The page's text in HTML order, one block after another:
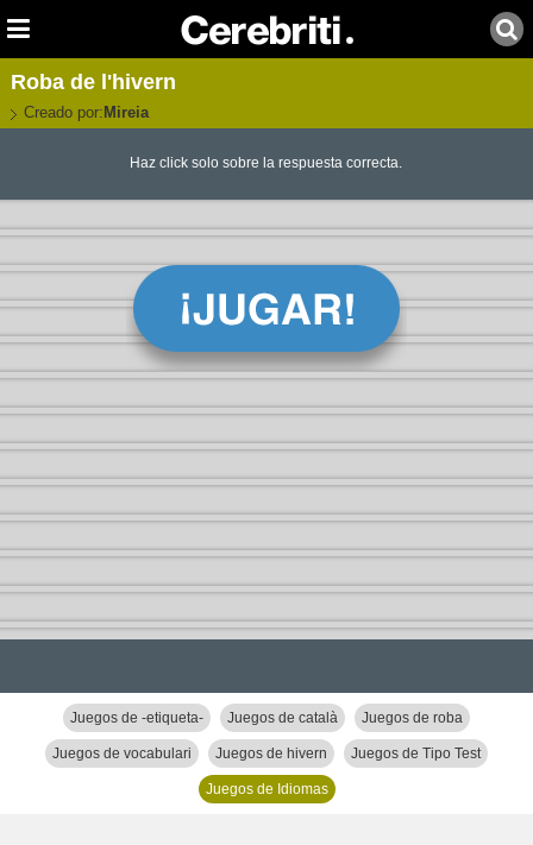
Roba de l'hivern
Creado por: Mireia
Haz click solo sobre la respuesta correcta.
Juegos de -etiqueta- Juegos de català Juegos de roba
Juegos de vocabulari Juegos de hivern Juegos de Tipo Test
Juegos de Idiomas